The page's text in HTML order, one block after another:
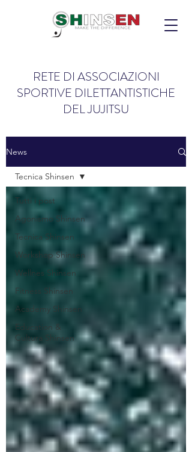
RETE DI ASSOCIAZIONI
SPORTIVE DILETTANTISTICHE
DEL JUJITSU
News
Tutti i post
Agonismo Shinsen
Tecnica Shinsen
Workshop Shinsen
Wellnes Shinsen
Fitness Shinsen
Academy Shinsen
Education &
Cultura Shinsen
Tecnica Shinsen